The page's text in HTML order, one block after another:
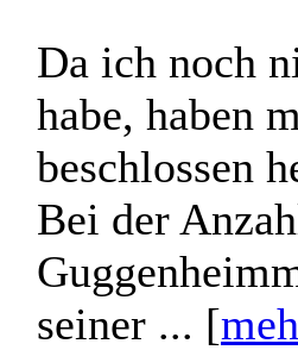
Da ich noch
habe, haben
beschlossen
Bei der
seiner ... [